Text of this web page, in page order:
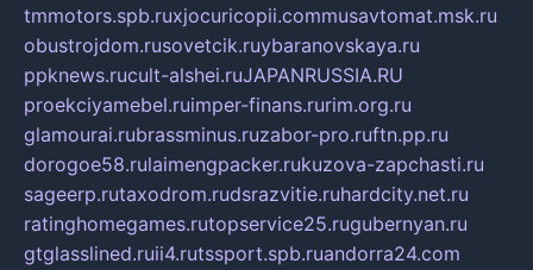
tmmotors.spb.ruxjocuricopii.commusavtomat.msk.ru
obustrojdom.rusovetcik.ruybaranovskaya.ru
ppknews.rucult-alshei.ruJAPANRUSSIA.RU
proekciyamebel.ruimper-finans.rurim.org.ru
glamourai.rubrassminus.ruzabor-pro.ruftn.pp.ru
dorogoe58.rulaimengpacker.rukuzova-zapchasti.ru
sageerp.rutaxodrom.rudsrazvitie.ruhardcity.net.ru
ratinghomegames.rutopservice25.rugubernyan.ru
gtglasslined.ruii4.rutssport.spb.ruandorra24.com